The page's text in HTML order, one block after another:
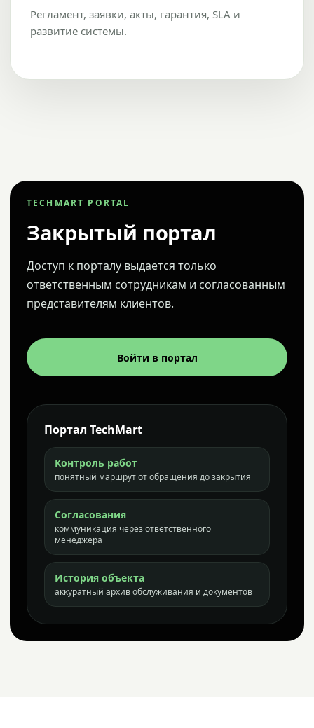
Регламент, заявки, акты, гарантия, SLA и
развитие системы.
TECHMART PORTAL
Закрытый портал
Доступ к порталу выдается только
ответственным сотрудникам и согласованным
представителям клиентов.
Войти в портал
Портал TechMart
Контроль работ
понятный маршрут от обращения до закрытия
Согласования
коммуникация через ответственного
менеджера
История объекта
аккуратный архив обслуживания и документов